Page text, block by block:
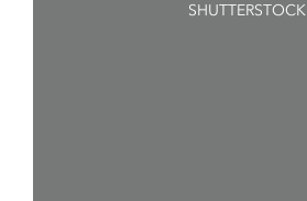
SHUTTERSTOCK